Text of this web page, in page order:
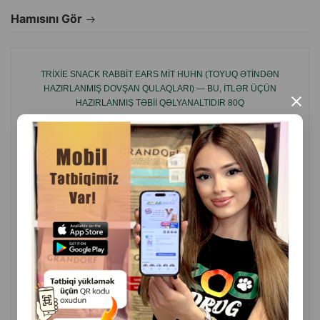
×
Hamısını Gör
TRIXIE SNACK RABBIT EARS MIT HUHN (TOYUQ ƏTINDƏN
HAZIRLANMIŞ DOVŞAN QULAQLARI) — BU, ITLƏR ÜÇÜN
HAZIRLANMIŞ TƏBII QƏLYANALTIDIR 80Q
( Rəylər)
Çəki Qiymət
Almaq